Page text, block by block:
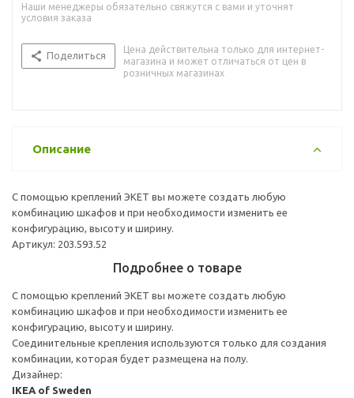
Наши менеджеры обязательно свяжутся с вами и уточнят
условия заказа
Поделиться
Цена действительна только для интернет-
магазина и может отличаться от цен в
розничных магазинах
Описание
С помощью креплений ЭКЕТ вы можете создать любую
комбинацию шкафов и при необходимости изменить ее
конфигурацию, высоту и ширину.
Артикул: 203.593.52
Подробнее о товаре
С помощью креплений ЭКЕТ вы можете создать любую
комбинацию шкафов и при необходимости изменить ее
конфигурацию, высоту и ширину.
Соединительные крепления используются только для создания
комбинации, которая будет размещена на полу.
Дизайнер:
IKEA of Sweden